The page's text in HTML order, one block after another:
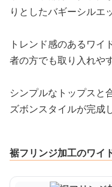
りとしたバギーシルエ
トレンド感のあるワ
者の方でも取り入れや
シンプルなトップスと
ズボンスタイルが完成
裾フリンジ加工のワイ